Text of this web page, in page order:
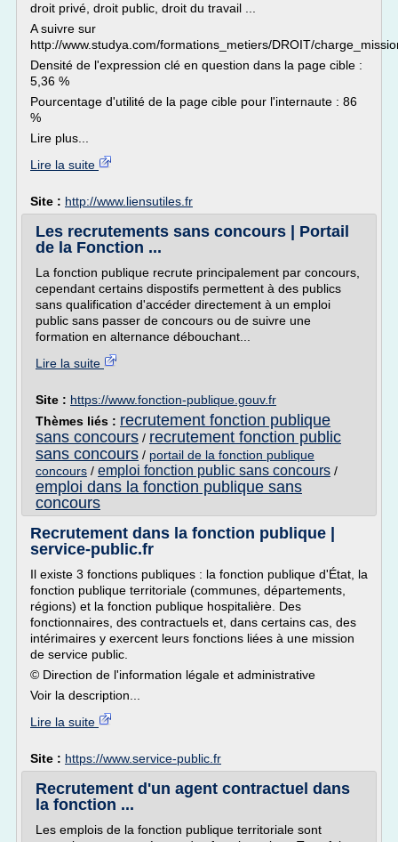
droit privé, droit public, droit du travail ...
A suivre sur
http://www.studya.com/formations_metiers/DROIT/
Densité de l'expression clé en question dans la page cible :
5,36 %
Pourcentage d'utilité de la page cible pour l'internaute : 86
%
Lire plus...
Lire la suite
Site : http://www.liensutiles.fr
Les recrutements sans concours | Portail
de la Fonction ...
La fonction publique recrute principalement par concours,
cependant certains dispostifs permettent à des publics
sans qualification d'accéder directement à un emploi
public sans passer de concours ou de suivre une
formation en alternance débouchant...
Lire la suite
Site : https://www.fonction-publique.gouv.fr
Thèmes liés : recrutement fonction publique
sans concours / recrutement fonction public
sans concours / portail de la fonction publique
concours / emploi fonction public sans concours /
emploi dans la fonction publique sans
concours
Recrutement dans la fonction publique |
service-public.fr
Il existe 3 fonctions publiques : la fonction publique d'État, la
fonction publique territoriale (communes, départements,
régions) et la fonction publique hospitalière. Des
fonctionnaires, des contractuels et, dans certains cas, des
intérimaires y exercent leurs fonctions liées à une mission
de service public.
© Direction de l'information légale et administrative
Voir la description...
Lire la suite
Site : https://www.service-public.fr
Recrutement d'un agent contractuel dans
la fonction ...
Les emplois de la fonction publique territoriale sont